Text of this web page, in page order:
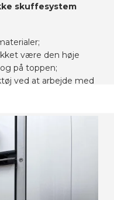
skuffesystem
være den høje
på toppen;
ved at arbejde med